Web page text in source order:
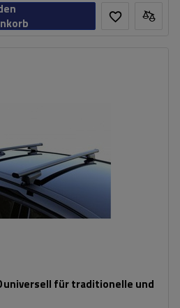
universell für traditionelle und